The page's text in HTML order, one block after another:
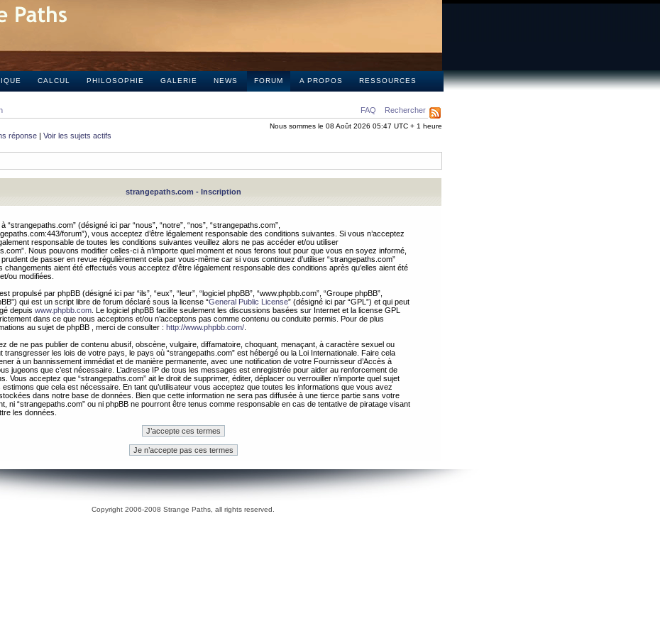
CALCUL PHILOSOPHIE GALERIE NEWS FORUM A PROPOS RESSOURCES
FAQ Rechercher
Nous sommes le 08 Août 2026 05:47 UTC + 1 heure
réponse | Voir les sujets actifs
strangepaths.com - Inscription
“strangepaths.com” (désigné ici par “nous”, “notre”, “nos”, “strangepaths.com”,
forum”), vous acceptez d’être légalement responsable des conditions suivantes. Si vous n’acceptez
responsable de toutes les conditions suivantes veuillez alors ne pas accéder et/ou utiliser
Nous pouvons modifier celles-ci à n’importe quel moment et nous ferons tout pour que vous en soyez informé,
prudent de passer en revue régulièrement cela par vous-même car si vous continuez d’utiliser “strangepaths.com”
changements aient été effectués vous acceptez d’être légalement responsable des conditions après qu’elles aient été
ou modifiées.
propulsé par phpBB (désigné ici par “ils”, “eux”, “leur”, “logiciel phpBB”, “www.phpbb.com”, “Groupe phpBB”,
qui est un script libre de forum déclaré sous la license “General Public License” (désigné ici par “GPL”) et qui peut
depuis www.phpbb.com . Le logiciel phpBB facilite seulement les discussions basées sur Internet et la license GPL
dans ce que nous acceptons et/ou n’acceptons pas comme contenu ou conduite permis. Pour de plus
au sujet de phpBB , merci de consulter : http://www.phpbb.com/
de ne pas publier de contenu abusif, obscène, vulgaire, diffamatoire, choquant, menaçant, à caractère sexuel ou
transgresser les lois de votre pays, le pays où “strangepaths.com” est hébergé ou la Loi Internationale. Faire cela
à un bannissement immédiat et de manière permanente, avec une notification de votre Fournisseur d’Accès à
jugeons que c’est nécessaire. L’adresse IP de tous les messages est enregistrée pour aider au renforcement de
Vous acceptez que “strangepaths.com” ait le droit de supprimer, éditer, déplacer ou verrouiller n’importe quel sujet
estimons que cela est nécessaire. En tant qu’utilisateur vous acceptez que toutes les informations que vous avez
dans notre base de données. Bien que cette information ne sera pas diffusée à une tierce partie sans votre
ni “strangepaths.com” ou ni phpBB ne pourront être tenus comme responsable en cas de tentative de piratage visant
les données.
Copyright 2006-2008 Strange Paths, all rights reserved.